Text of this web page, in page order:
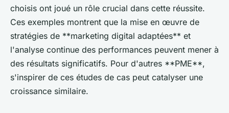
choisis ont joué un rôle crucial dans cette réussite.
Ces exemples montrent que la mise en œuvre de
stratégies de **marketing digital adaptées** et
l'analyse continue des performances peuvent mener à
des résultats significatifs. Pour d'autres **PME**,
s'inspirer de ces études de cas peut catalyser une
croissance similaire.